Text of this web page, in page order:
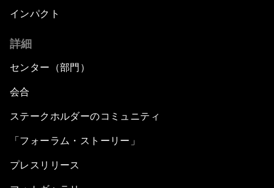
インパクト
詳細
センター（部門）
会合
ステークホルダーのコミュニティ
「フォーラム・ストーリー」
プレスリリース